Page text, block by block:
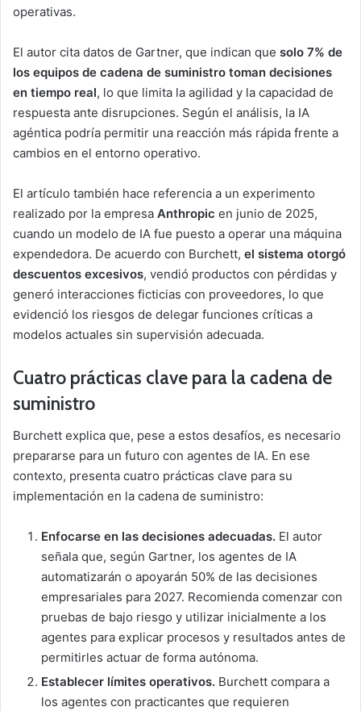
operativas.
El autor cita datos de Gartner, que indican que solo 7% de
los equipos de cadena de suministro toman decisiones
en tiempo real, lo que limita la agilidad y la capacidad de
respuesta ante disrupciones. Según el análisis, la IA
agéntica podría permitir una reacción más rápida frente a
cambios en el entorno operativo.
El artículo también hace referencia a un experimento
realizado por la empresa Anthropic en junio de 2025,
cuando un modelo de IA fue puesto a operar una máquina
expendedora. De acuerdo con Burchett, el sistema otorgó
descuentos excesivos, vendió productos con pérdidas y
generó interacciones ficticias con proveedores, lo que
evidenció los riesgos de delegar funciones críticas a
modelos actuales sin supervisión adecuada.
Cuatro prácticas clave para la cadena de
suministro
Burchett explica que, pese a estos desafíos, es necesario
prepararse para un futuro con agentes de IA. En ese
contexto, presenta cuatro prácticas clave para su
implementación en la cadena de suministro:
Enfocarse en las decisiones adecuadas. El autor
señala que, según Gartner, los agentes de IA
automatizarán o apoyarán 50% de las decisiones
empresariales para 2027. Recomienda comenzar con
pruebas de bajo riesgo y utilizar inicialmente a los
agentes para explicar procesos y resultados antes de
permitirles actuar de forma autónoma.
Establecer límites operativos. Burchett compara a
los agentes con practicantes que requieren